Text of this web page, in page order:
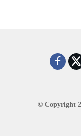
© Copyright